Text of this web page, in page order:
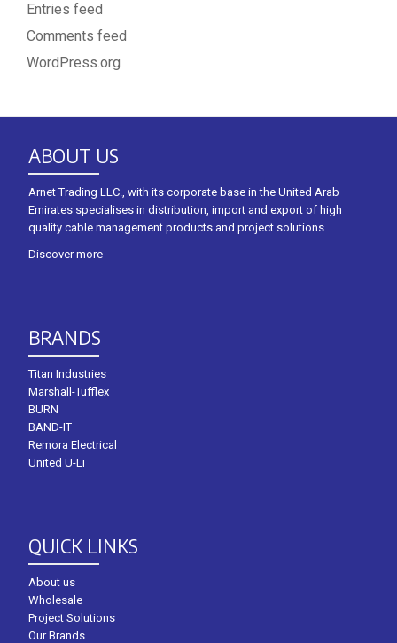
Entries feed
Comments feed
WordPress.org
ABOUT US
Arnet Trading LLC., with its corporate base in the United Arab
Emirates specialises in distribution, import and export of high
quality cable management products and project solutions.
Discover more
BRANDS
Titan Industries
Marshall-Tufflex
BURN
BAND-IT
Remora Electrical
United U-Li
QUICK LINKS
About us
Wholesale
Project Solutions
Our Brands